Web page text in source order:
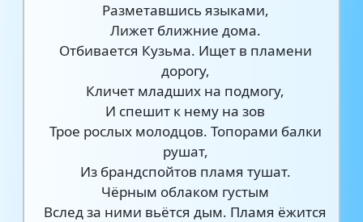
Разметавшись языками,
Лижет ближние дома.
Отбивается Кузьма. Ищет в пламени
дорогу,
Кличет младших на подмогу,
И спешит к нему на зов
Трое рослых молодцов. Топорами балки
рушат,
Из брандспойтов пламя тушат.
Чёрным облаком густым
Вслед за ними вьётся дым. Пламя ёжится